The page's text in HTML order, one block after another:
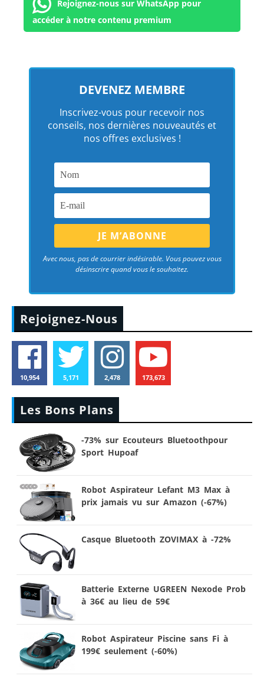
Rejoignez-nous sur WhatsApp pour
accéder à notre contenu premium
DEVENEZ MEMBRE
Inscrivez-vous pour recevoir nos
conseils, nos dernières nouveautés et
nos offres exclusives !
Avec nous, pas de courrier indésirable. Vous pouvez vous
désinscrire quand vous le souhaitez.
Rejoignez-Nous
10,954 5,171 2,478 173,673
Les Bons Plans
-73% sur Ecouteurs Bluetoothpour
Sport Hupoaf
Robot Aspirateur Lefant M3 Max à
prix jamais vu sur Amazon (-67%)
Casque Bluetooth ZOVIMAX à -72%
Batterie Externe UGREEN Nexode Prob
à 36€ au lieu de 59€
Robot Aspirateur Piscine sans Fi à
199€ seulement (-60%)